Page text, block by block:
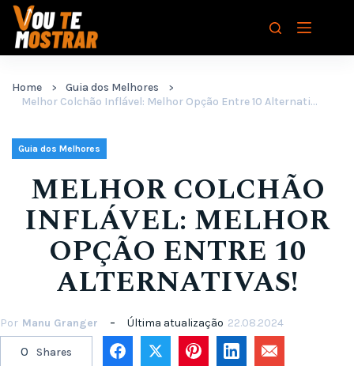
Pular
para
Home
Guia dos Melhores
Melhor Colchão Inflável: Melhor Opção Entre 10 Alternativas!
Guia dos Melhores
MELHOR COLCHÃO
INFLÁVEL: MELHOR
OPÇÃO ENTRE 10
ALTERNATIVAS!
Por Manu Granger Última atualização 22.08.2024
0 Shares